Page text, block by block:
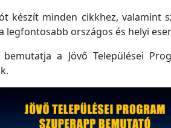
készít minden cikkhez, valamint
legfontosabb országos és helyi
a Jövő Települései